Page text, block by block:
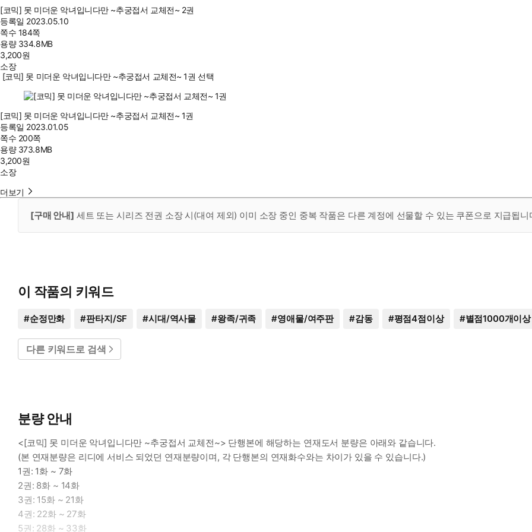
[코믹] 못 미더운 악녀입니다만 ~추궁접서 교체전~ 2권
등록일 2023.05.10
쪽수 184쪽
용량 334.8MB
3,200원
소장
[코믹] 못 미더운 악녀입니다만 ~추궁접서 교체전~ 1권 선택
[코믹] 못 미더운 악녀입니다만 ~추궁접서 교체전~ 1권
등록일 2023.01.05
쪽수 200쪽
용량 373.8MB
3,200원
소장
더보기
[구매 안내] 세트 또는 시리즈 전권 소장 시(대여 제외) 이미 소장 중인 중복 작품은 다른 계정에 선물할 수 있는 쿠폰으로 지급됩니
이 작품의 키워드
#순정만화 #판타지/SF #시대/역사물 #왕족/귀족 #영애물/여주판 #감동 #평점4점이상 #별점1000개이상
다른 키워드로 검색
분량 안내
<[코믹] 못 미더운 악녀입니다만 ~추궁접서 교체전~> 단행본에 해당하는 연재도서 분량은 아래와 같습니다.
(본 연재분량은 리디에 서비스 되었던 연재분량이며, 각 단행본의 연재화수와는 차이가 있을 수 있습니다.)
1권: 1화 ~ 7화
2권: 8화 ~ 14화
3권: 15화 ~ 21화
4권: 22화 ~ 27화
5권: 28화 ~ 33화